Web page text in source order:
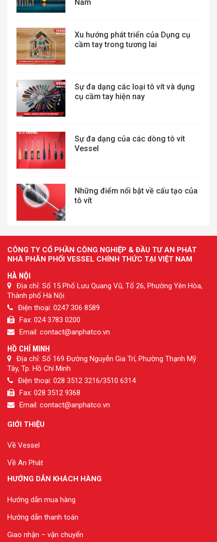
Nam
Xu hướng phát triển của Dụng cụ
cầm tay trong tương lai
Sự đa dạng các loại tô vít và dụng
cụ cầm tay hiện nay
Sự đa dạng của các dòng tô vít
Vessel
Những điểm nổi bật về cấu tạo của
tô vít
CÔNG TY CỔ PHẦN CÔNG NGHIỆP & ĐẦU TƯ AN PHÁT
NHÀ PHÂN PHỐI VESSEL CHÍNH THỨC TẠI VIỆT NAM
HÀ NỘI
Địa chỉ: Số 15 Phố Lưu Quang Vũ, Tổ 26, Phường Yên Hòa,
Thành phố Hà Nội
Điện thoại: 0247 306 8589
Fax: 024 3783 0200
Email: contact@anphatco.vn
HỒ CHÍ MINH
Địa chỉ: Số 169 Đường Nguyễn Gia Trí, Phường Thạnh Mỹ
Tây, Tp. Hồ Chí Minh
Điện thoại: 028 3512 3216/3510 6314
Fax: 028 3512 9368
Email: contact@anphatco.vn
GIỚI THIỆU
Về Vessel
Về An Phát
HƯỚNG DẪN KHÁCH HÀNG
Hướng dẫn mua hàng
Hướng dẫn thanh toán
Giao nhận – vận chuyển